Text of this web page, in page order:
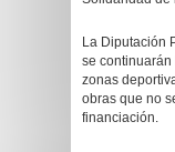
La Diputación
se
zonas
obras que no
financiación.